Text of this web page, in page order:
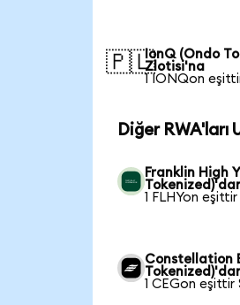
🇵🇱IonQ (Ondo
Zlotisi'na
1 IONQon
Diğer RWA'ları
Franklin High
1 FLHYon
Constellation
1 CEGon eşittir